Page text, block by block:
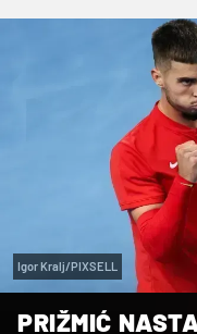
Igor Kralj/PIXSELL
PRIŽMIĆ